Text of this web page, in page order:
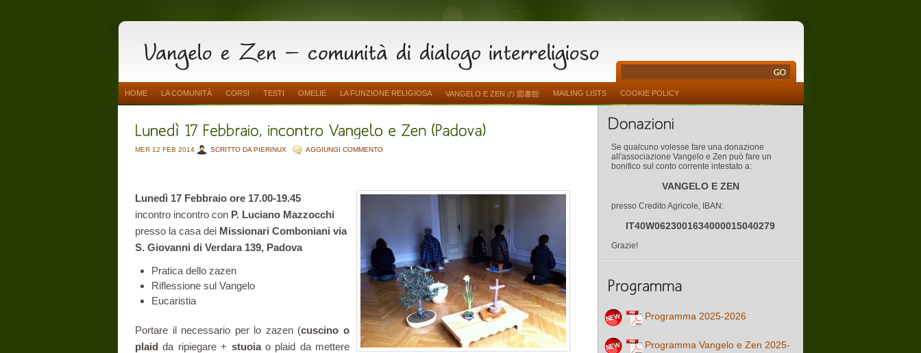
HOME LA COMUNITÀ CORSI TESTI OMELIE LA FUNZIONE RELIGIOSA VANGELO E ZEN の 図書館 MAILING LISTS COOKIE POLICY
MER 12 FEB 2014 SCRITTO DA PIERINUX AGGIUNGI COMMENTO
Lunedì 17 Febbraio ore 17.00-19.45
incontro incontro con P. Luciano Mazzocchi
presso la casa dei Missionari Comboniani via
S. Giovanni di Verdara 139, Padova
Pratica dello zazen
Riflessione sul Vangelo
Eucaristia
Portare il necessario per lo zazen (cuscino o
plaid da ripiegare + stuoiao plaid da mettere
Se qualcuno volesse fare una donazione
all'associazione Vangelo e Zen può fare un
bonifico sul conto corrente intestato a:
VANGELO E ZEN
presso Credito Agricole, IBAN:
IT40W0623001634000015040279
Grazie!
Programma 2025-2026
Programma Vangelo e Zen 2025-